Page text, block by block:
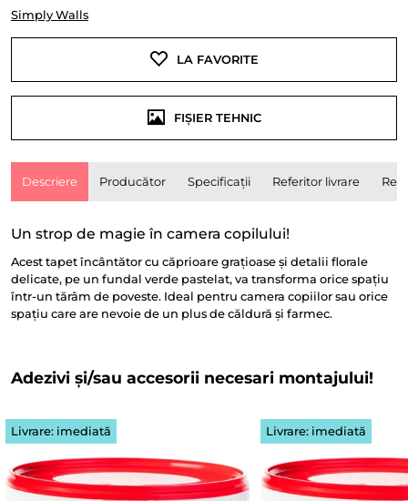
Simply Walls
LA FAVORITE
FIȘIER TEHNIC
Descriere Producător Specificații Referitor livrare
Un strop de magie în camera copilului!
Acest tapet încântător cu căprioare grațioase și detalii florale
delicate, pe un fundal verde pastelat, va transforma orice spațiu
într-un tărâm de poveste. Ideal pentru camera copiilor sau orice
spațiu care are nevoie de un plus de căldură și farmec.
Adezivi și/sau accesorii necesari montajului!
Livrare: imediată Livrare: imediată